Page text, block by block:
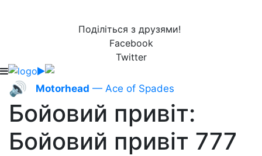
Поділіться з друзями!
Facebook
Twitter
🔊 Motorhead — Ace of Spades
Бойовий привіт:
Бойовий привіт 777